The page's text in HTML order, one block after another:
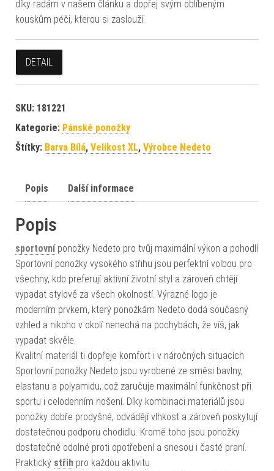
díky radám v našem článku a dopřej svým oblíbeným
kouskům péči, kterou si zaslouží.
DETAIL
SKU: 181221
Kategorie: Pánské ponožky
Štítky: Barva Bílá, Velikost XL, Výrobce Nedeto
Popis Další informace
Popis
sportovníponožky Nedeto pro tvůj maximální výkon a pohodlí
Sportovní ponožky vysokého střihu jsou perfektní volbou pro
všechny, kdo preferují aktivní životní styl a zároveň chtějí
vypadat stylově za všech okolností. Výrazné logo je
moderním prvkem, který ponožkám Nedeto dodá současný
vzhled a nikoho v okolí nenechá na pochybách, že víš, jak
vypadat skvěle.
Kvalitní materiál ti dopřeje komfort i v náročných situacích
Sportovní ponožky Nedeto jsou vyrobené ze směsi bavlny,
elastanu a polyamidu, což zaručuje maximální funkčnost při
sportu i celodenním nošení. Díky kombinaci materiálů jsou
ponožky dobře prodyšné, odvádějí vlhkost a zároveň poskytují
dostatečnou podporu chodidlu. Kromě toho jsou ponožky
dostatečně odolné proti opotřebení a snesou i časté praní.
Praktický střih pro každou aktivitu